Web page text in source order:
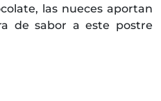
las nueces aportan
de sabor a este postre